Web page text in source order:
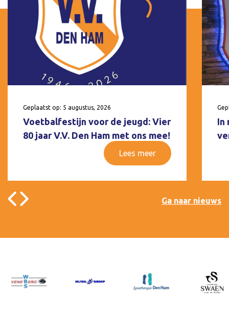
Geplaatst op: 5 augustus, 2026
Voetbalfestijn voor de jeugd: Vier
80 jaar V.V. Den Ham met ons mee!
Lees meer
In
Ga naar nieuws